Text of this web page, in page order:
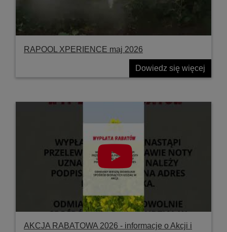
RAPOOL XPERIENCE maj 2026
Dowiedz się więcej
AKCJA RABATOWA 2026 - informacje o Akcji i